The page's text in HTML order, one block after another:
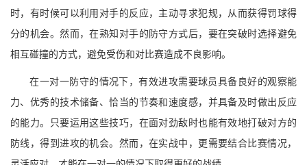
时，有时候可以利用对手的反应，主动寻求犯规，从而获得罚球得
分的机会。然而，在熟知对手的防守方式后，要在突破时选择避免
相互碰撞的方式，避免受伤和对比赛造成不良影响。
在一对一防守的情况下，有效进攻需要球员具备良好的观察能
力、优秀的技术储备、恰当的节奏和速度感，并具备及时做出反应
的能力。只要运用这些技巧，在面对劲敌时也能有效地打破对方的
防线，得到进攻的机会。然而，在实战中，更需要结合比赛情况，